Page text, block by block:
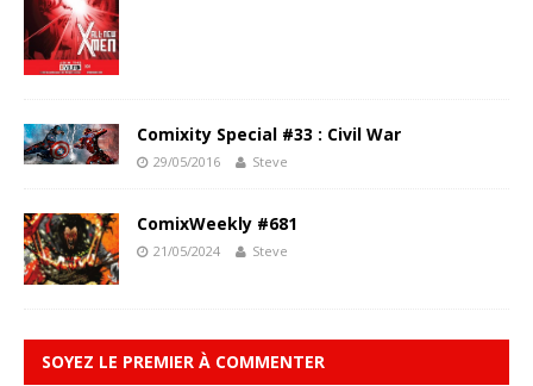
Comixity Special #33 : Civil War
29/05/2016 Steve
ComixWeekly #681
21/05/2024 Steve
SOYEZ LE PREMIER À COMMENTER